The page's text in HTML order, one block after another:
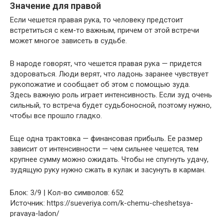
Значение для правой
Если чешется правая рука, то человеку предстоит
встретиться с кем-то важным, причем от этой встречи
может многое зависеть в судьбе.
В народе говорят, что чешется правая рука — придется
здороваться. Люди верят, что ладонь заранее чувствует
рукопожатие и сообщает об этом с помощью зуда.
Здесь важную роль играет интенсивность. Если зуд очень
сильный, то встреча будет судьбоносной, поэтому нужно,
чтобы все прошло гладко.
Еще одна трактовка — финансовая прибыль. Ее размер
зависит от интенсивности — чем сильнее чешется, тем
крупнее сумму можно ожидать. Чтобы не спугнуть удачу,
зудящую руку нужно сжать в кулак и засунуть в карман.
Блок: 3/9 | Кол-во символов: 652
Источник: https://sueveriya.com/k-chemu-cheshetsya-
pravaya-ladon/